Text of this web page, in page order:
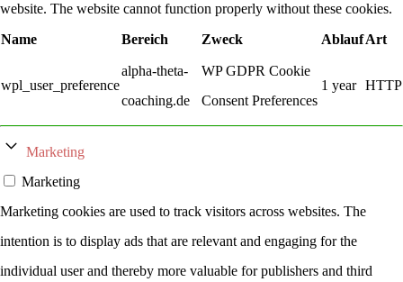
website. The website cannot function properly without these cookies.
Name
Bereich Zweck AblaufArt
wpl_user_preference
alpha-theta-
coaching.de
WP GDPR Cookie
Consent Preferences
1 year HTTP
Marketing
Marketing
Marketing cookies are used to track visitors across websites. The
intention is to display ads that are relevant and engaging for the
individual user and thereby more valuable for publishers and third